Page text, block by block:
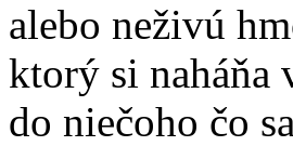
alebo neživú
ktorý si naháňa
do niečoho čo